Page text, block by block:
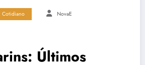
Cotidiano NovaE
Últimos